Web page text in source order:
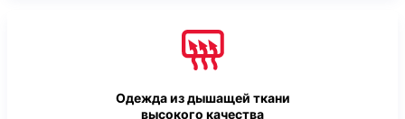
Одежда из дышащей ткани
высокого качества